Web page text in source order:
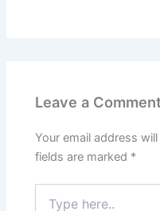
Leave a Comment
Your email address
fields are marked *
here..